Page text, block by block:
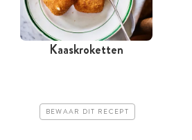
Kaaskroketten
BEWAAR DIT RECEPT